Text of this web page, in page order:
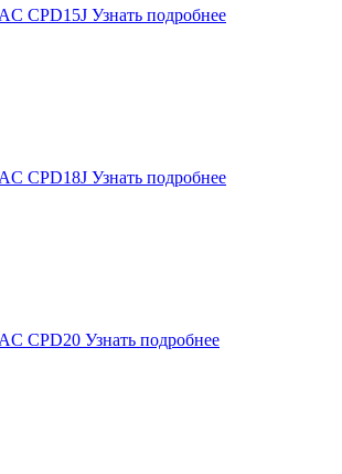
CPD15J Узнать подробнее
CPD18J Узнать подробнее
CPD20 Узнать подробнее